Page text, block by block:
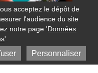
acceptez le dépôt de
l'audience du site
notre page 'Données
'.
Personnaliser